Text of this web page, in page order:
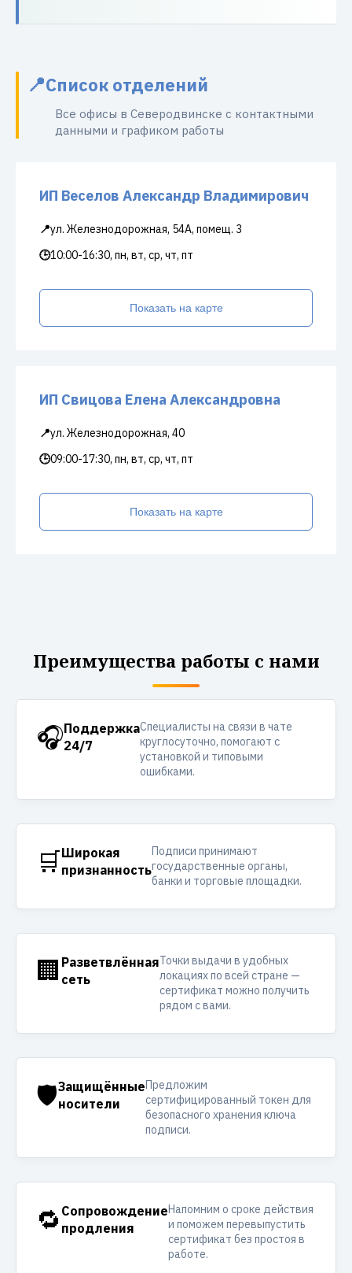
Список отделений
Все офисы в Северодвинске с контактными
данными и графиком работы
ИП Веселов Александр Владимирович
📍ул. Железнодорожная, 54А, помещ. 3
🕒10:00-16:30, пн, вт, ср, чт, пт
Показать на карте
ИП Свицова Елена Александровна
📍ул. Железнодорожная, 40
🕒09:00-17:30, пн, вт, ср, чт, пт
Показать на карте
Преимущества работы с нами
🎧Поддержка
24/7
Специалисты на связи в чате
круглосуточно, помогают с
установкой и типовыми
ошибками.
🛒Широкая
признанность
Подписи принимают
государственные органы,
банки и торговые площадки.
🏢 Разветвлённая
сеть
Точки выдачи в удобных
локациях по всей стране —
сертификат можно получить
рядом с вами.
🛡️Защищённые
носители
Предложим
сертифицированный токен для
безопасного хранения ключа
подписи.
🔁 Сопровождение
продления
Напомним о сроке действия
и поможем перевыпустить
сертификат без простоя в
работе.